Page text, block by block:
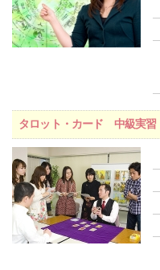
タロット・カード 中級実習